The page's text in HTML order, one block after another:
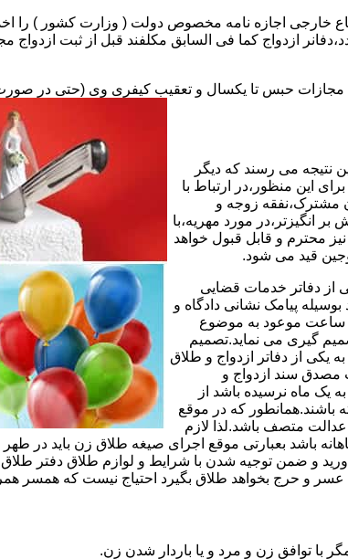
حمایت از خانواده مصوب ۱۳۵۳در خصوص ازدواج مجدد،دفانر ازدواج کما فی السابق
مجازات حبس تا یکسال و تعقیب کیفری وی (حتی در
نتیجه می رسند که دیگر
این منظور،در ارتباط با
مشترک،نفقه زوجه و
انگیزتر،در مورد مهریه،با
محترم و قابل قبول خواهد
قید می شود.
از دفاتر خدمات قضایی
پیامک نشانی دادگاه و
و ساعت موعود به موضوع
گیری می نماید.تصمیم
یکی از دفاتر ازدواج و طلاق
مصدق سند ازدواج و
یک ماه نرسیده باشد از
باشند.همانطور که در موقع
متصف باشد.لذا لازم
باشد بعبارتی موقع اجرای صیغه طلاق زن باید در طهر
و ضمن توجیه شدن با شرایط و لوازم طلاق دفتر
و حرج بخواهد طلاق بگیرد احتیاج نیست که همسر
با توافق زن و مرد و یا باردار شدن زن.